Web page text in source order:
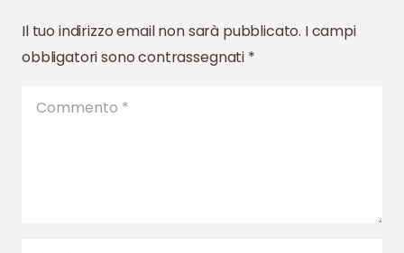
Il tuo indirizzo email non sarà pubblicato. I campi
obbligatori sono contrassegnati *